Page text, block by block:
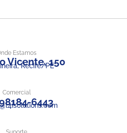
Estamos
Vicente, 150
Recife/PE
Comercial
6443